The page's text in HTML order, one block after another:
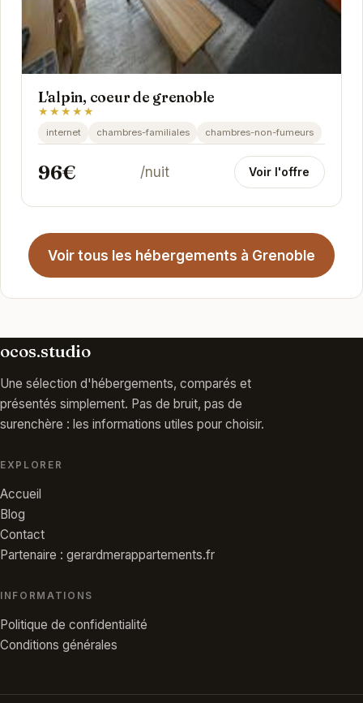
L'alpin, coeur de grenoble
★★★★★
internet chambres-familiales chambres-non-fumeurs
96€ /nuit Voir l'offre
Voir tous les hébergements à Grenoble
ocos.studio
Une sélection d'hébergements, comparés et
présentés simplement. Pas de bruit, pas de
surenchère : les informations utiles pour choisir.
EXPLORER
Accueil
Blog
Contact
Partenaire : gerardmerappartements.fr
INFORMATIONS
Politique de confidentialité
Conditions générales